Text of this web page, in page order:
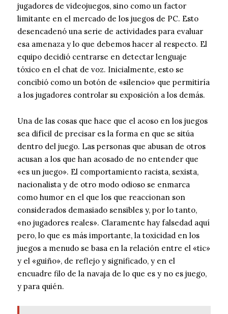
jugadores de videojuegos, sino como un factor
limitante en el mercado de los juegos de PC. Esto
desencadenó una serie de actividades para evaluar
esa amenaza y lo que debemos hacer al respecto. El
equipo decidió centrarse en detectar lenguaje
tóxico en el chat de voz. Inicialmente, esto se
concibió como un botón de «silencio» que permitiría
a los jugadores controlar su exposición a los demás.
Una de las cosas que hace que el acoso en los juegos
sea difícil de precisar es la forma en que se sitúa
dentro del juego. Las personas que abusan de otros
acusan a los que han acosado de no entender que
«es un juego». El comportamiento racista, sexista,
nacionalista y de otro modo odioso se enmarca
como humor en el que los que reaccionan son
considerados demasiado sensibles y, por lo tanto,
«no jugadores reales». Claramente hay falsedad aquí
pero, lo que es más importante, la toxicidad en los
juegos a menudo se basa en la relación entre el «tic»
y el «guiño», de reflejo y significado, y en el
encuadre filo de la navaja de lo que es y no es juego,
y para quién.